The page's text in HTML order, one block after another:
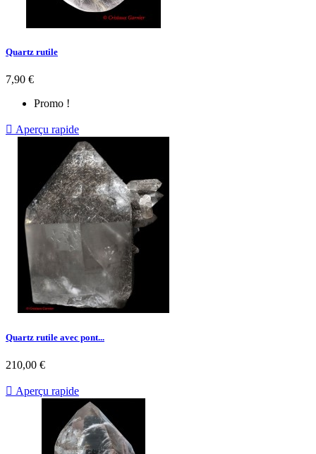
Quartz rutile
7,90 €
Promo !
 Aperçu rapide
Quartz rutile avec pont...
210,00 €
 Aperçu rapide